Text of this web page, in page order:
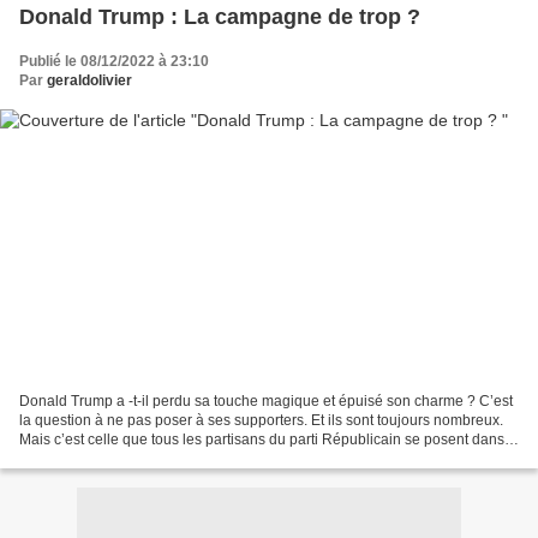
Donald Trump : La campagne de trop ?
Publié le 08/12/2022 à 23:10
Par geraldolivier
Donald Trump a -t-il perdu sa touche magique et épuisé son charme ? C’est
la question à ne pas poser à ses supporters. Et ils sont toujours nombreux.
Mais c’est celle que tous les partisans du parti Républicain se posent dans